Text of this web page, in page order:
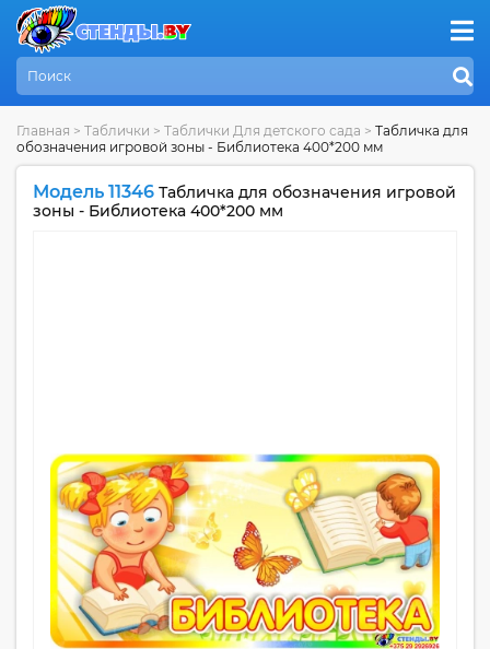
Главная > Таблички > Таблички Для детского сада > Табличка для
обозначения игровой зоны - Библиотека 400*200 мм
Модель 11346 Табличка для обозначения игровой
зоны - Библиотека 400*200 мм